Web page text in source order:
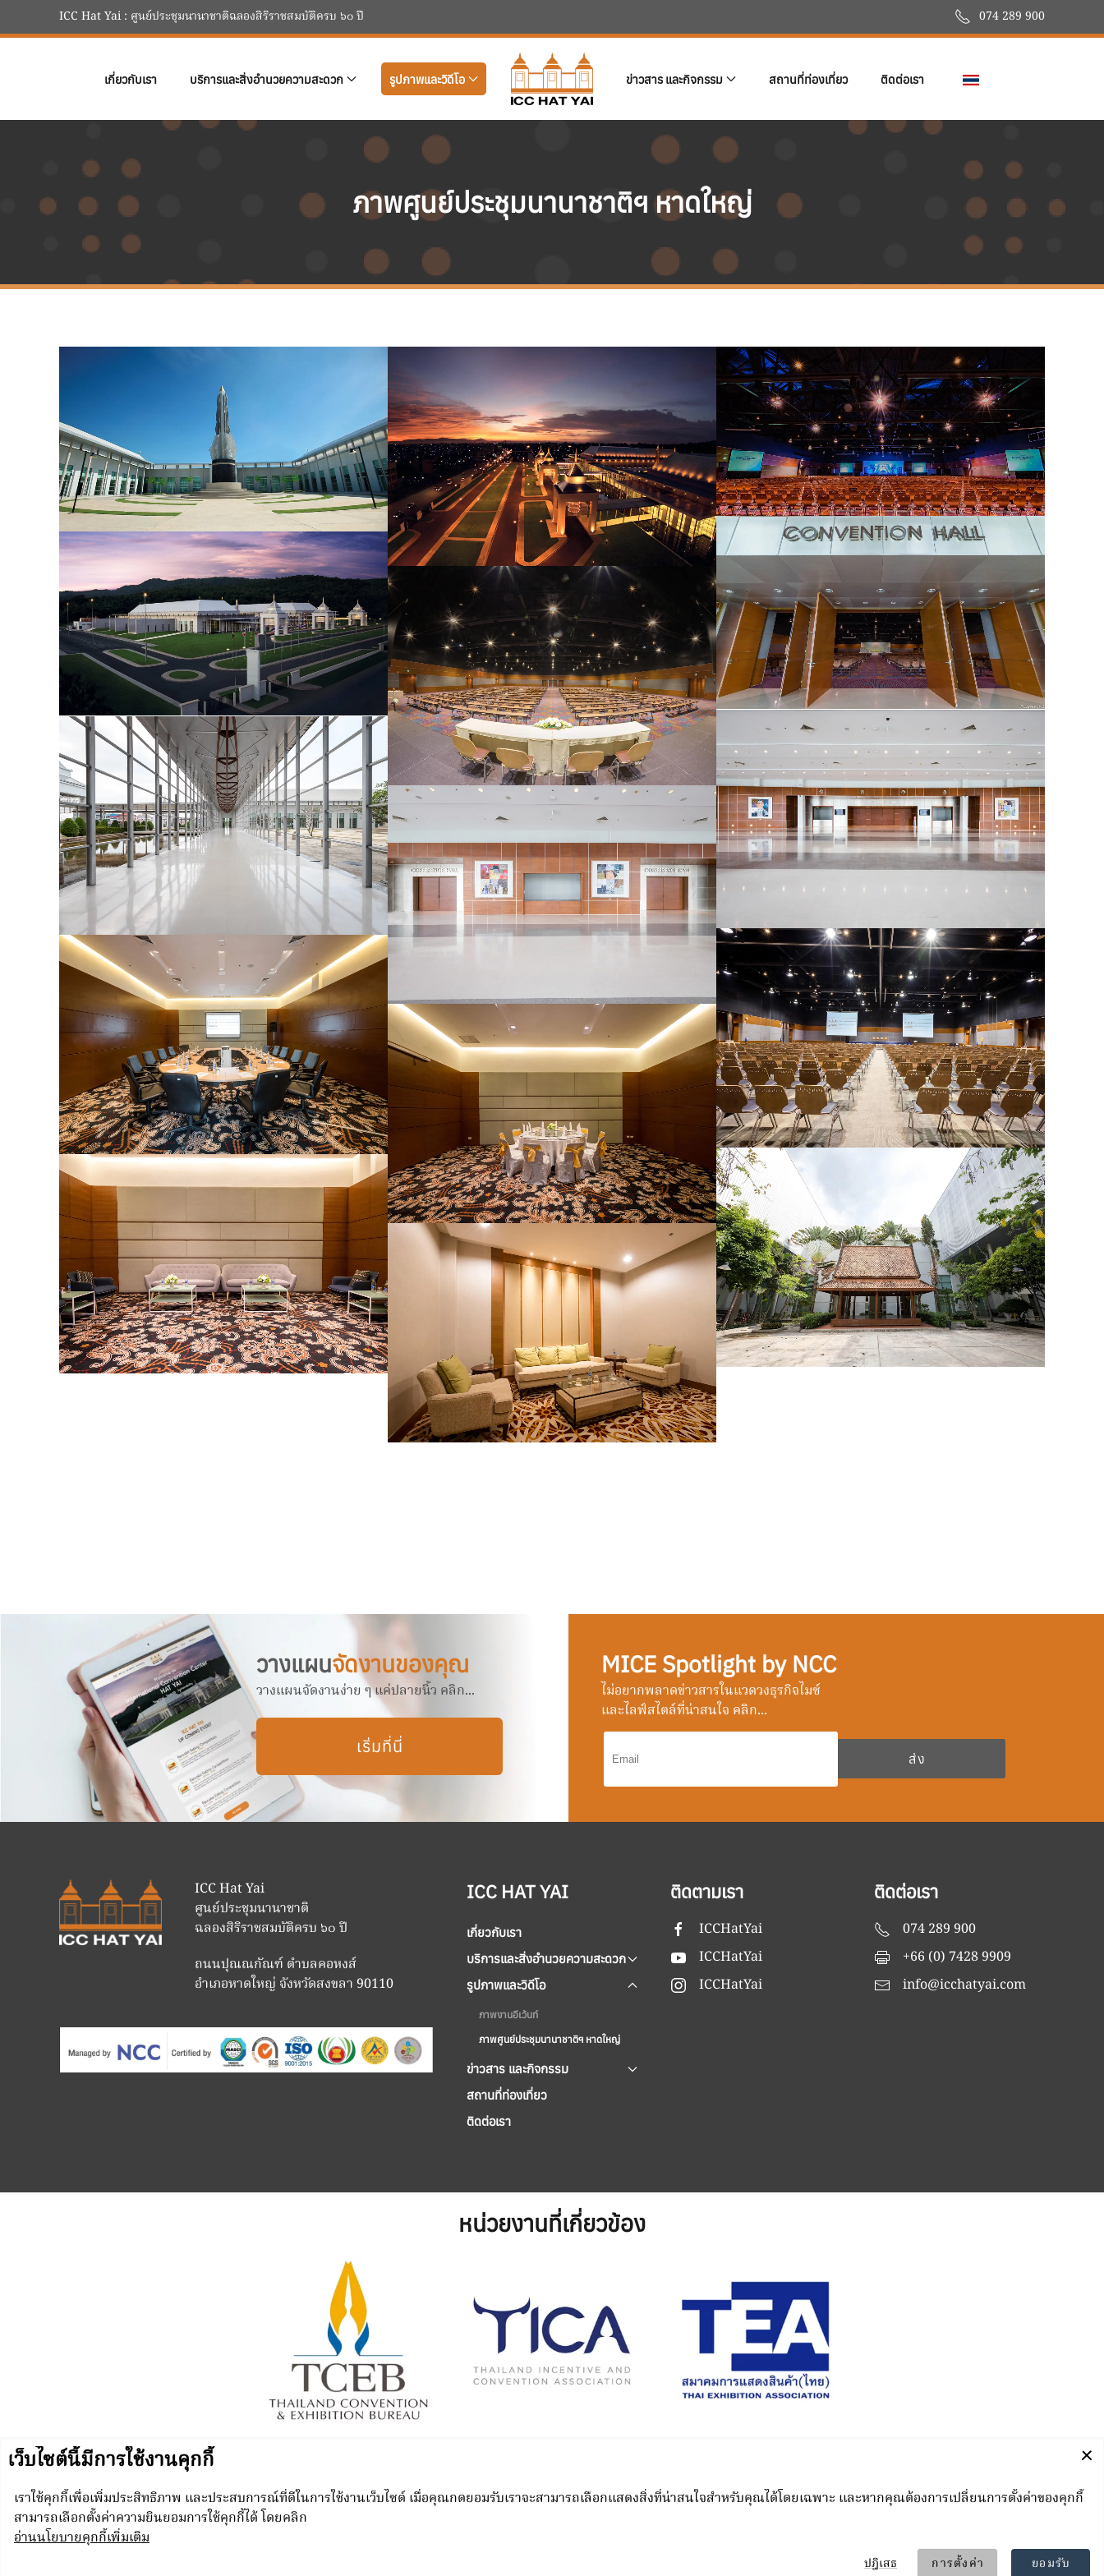
ICC Hat Yai : ศูนย์ประชุมนานาชาติฉลองสิริราชสมบัติครบ ๖๐ ปี 074 289 900
เกี่ยวกับเรา บริการและสิ่งอำนวยความสะดวก รูปภาพและวิดีโอ ข่าวสาร และกิจกรรม สถานที่ท่องเที่ยว ติดต่อเรา
ภาพศูนย์ประชุมนานาชาติฯ หาดใหญ่
วางแผนจัดงานของคุณ
วางแผนจัดงานง่าย ๆ แค่ปลายนิ้ว คลิก...
เริ่มที่นี่
MICE Spotlight by NCC
ไม่อยากพลาดข่าวสารในแวดวงธุรกิจไมซ์
และไลฟ์สไตล์ที่น่าสนใจ คลิก...
ICC Hat Yai
ศูนย์ประชุมนานาชาติ
ฉลองสิริราชสมบัติครบ ๖๐ ปี
ถนนปุณณกัณฑ์ ตำบลคอหงส์
อำเภอหาดใหญ่ จังหวัดสงขลา 90110
ICC HAT YAI
เกี่ยวกับเรา
บริการและสิ่งอำนวยความสะดวก
รูปภาพและวิดีโอ
ภาพงานอีเว้นท์
ภาพศูนย์ประชุมนานาชาติฯ หาดใหญ่
ข่าวสาร และกิจกรรม
สถานที่ท่องเที่ยว
ติดต่อเรา
ติดตามเรา
ICCHatYai
ICCHatYai
ICCHatYai
ติดต่อเรา
074 289 900
+66 (0) 7428 9909
info@icchatyai.com
หน่วยงานที่เกี่ยวข้อง
N.C.C. Management & Development Co., Ltd.
Punnakan Road, Kho Hong, Hat Yai, Songkhla 90110 Thailand